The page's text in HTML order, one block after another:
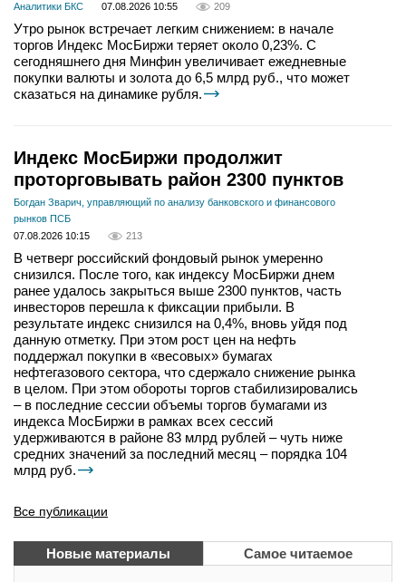
Аналитики БКС 07.08.2026 10:55 209
Утро рынок встречает легким снижением: в начале
торгов Индекс МосБиржи теряет около 0,23%. С
сегодняшнего дня Минфин увеличивает ежедневные
покупки валюты и золота до 6,5 млрд руб., что может
сказаться на динамике рубля.
Индекс МосБиржи продолжит
проторговывать район 2300 пунктов
Богдан Зварич, управляющий по анализу банковского и финансового
рынков ПСБ
07.08.2026 10:15
213
В четверг российский фондовый рынок умеренно
снизился. После того, как индексу МосБиржи днем
ранее удалось закрыться выше 2300 пунктов, часть
инвесторов перешла к фиксации прибыли. В
результате индекс снизился на 0,4%, вновь уйдя под
данную отметку. При этом рост цен на нефть
поддержал покупки в «весовых» бумагах
нефтегазового сектора, что сдержало снижение рынка
в целом. При этом обороты торгов стабилизировались
– в последние сессии объемы торгов бумагами из
индекса МосБиржи в рамках всех сессий
удерживаются в районе 83 млрд рублей – чуть ниже
средних значений за последний месяц – порядка 104
млрд руб.
Все публикации
Новые материалы Самое читаемое